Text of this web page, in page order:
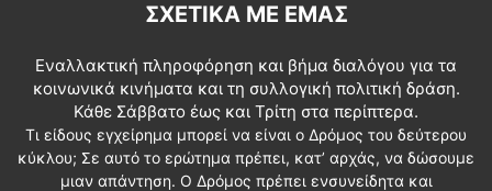
ΣΧΕΤΙΚΆ ΜΕ ΕΜΆΣ
Εναλλακτική πληροφόρηση και βήμα διαλόγου για τα
κοινωνικά κινήματα και τη συλλογική πολιτική δράση.
Κάθε Σάββατο έως και Τρίτη στα περίπτερα.
Τι είδους εγχείρημα μπορεί να είναι ο Δρόμος του δεύτερου
κύκλου; Σε αυτό το ερώτημα πρέπει, κατ’ αρχάς, να δώσουμε
μιαν απάντηση. Ο Δρόμος πρέπει ενσυνείδητα και